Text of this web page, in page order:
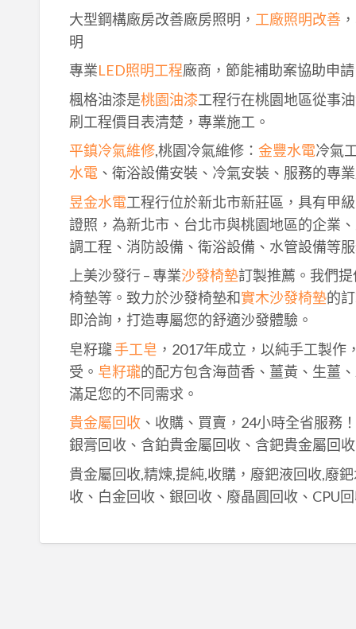
大型鋼構廠房改善廠房照明， 工廠照明改善
明
專業LED照明工程廠商，節能補助案協助申
楓格油漆是桃園油漆工程行在桃園地區從事
刷工程價目表清楚，專業施工。
平鎮冷氣維修,桃園冷氣維修： 金豐水電冷氣
水電、衛浴設備安裝、冷氣安裝、服務的專
昱金水電工程行位於新北市新莊區，具有甲
證照，為新北市、台北市與桃園地區的企業
調工程、消防設備、衛浴設備、水管設備等
上美沙發行 – 專業沙發椅墊訂製推薦。我們
椅墊等。致力於沙發椅墊和實木沙發椅墊的
即洽詢，打造專屬您的舒適沙發體驗。
皂籽瓏手工皂 ，2017年成立，以純手工製
受。 皂籽瓏的配方包含海茴香、薑黃、生薑
滿足您的不同需求。
貴金屬回收、收購、買賣，24小時全省服務
銀膏回收、含鉑貴金屬回收、含鈀貴金屬回
貴金屬回收,精煉,提純,收購，廢鈀液回收,廢
收、白金回收、銀回收、廢晶圓回收、CPU